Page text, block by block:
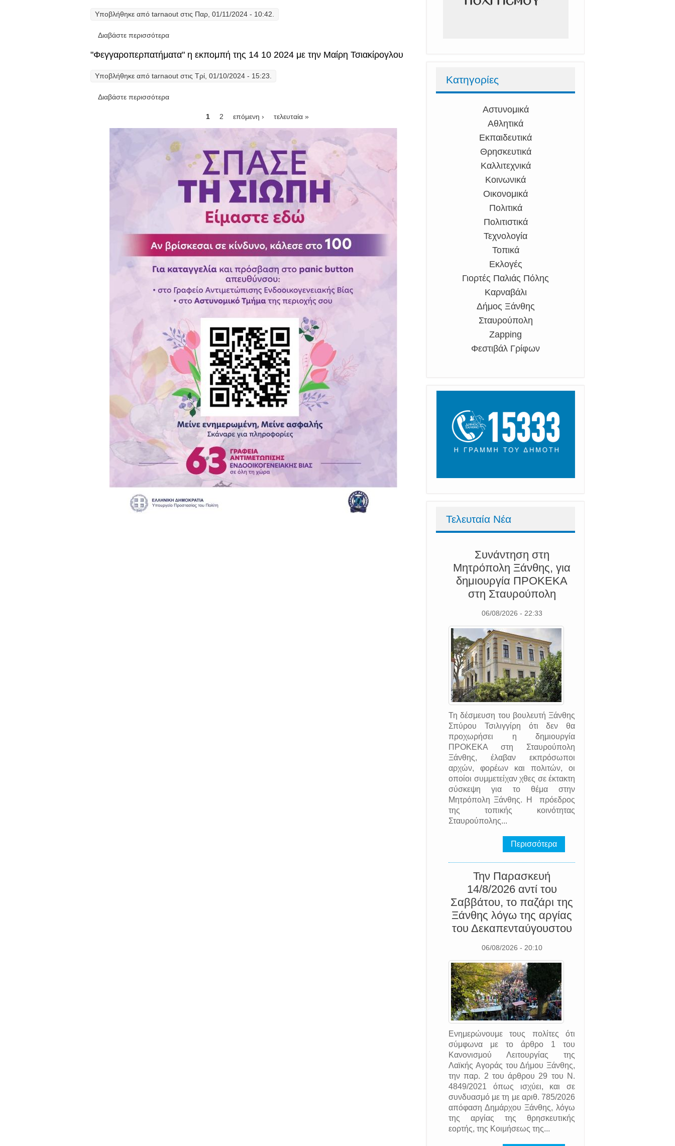
Υποβλήθηκε από tarnaout στις Παρ, 01/11/2024 - 10:42.
Διαβάστε περισσότερα
"Φεγγαροπερπατήματα" η εκπομπή της 14 10 2024 με την Μαίρη Τσιακίρογλου
Υποβλήθηκε από tarnaout στις Τρί, 01/10/2024 - 15:23.
Διαβάστε περισσότερα
1 2 επόμενη › τελευταία »
Κατηγορίες
Αστυνομικά
Αθλητικά
Εκπαιδευτικά
Θρησκευτικά
Καλλιτεχνικά
Κοινωνικά
Οικονομικά
Πολιτικά
Πολιτιστικά
Τεχνολογία
Τοπικά
Εκλογές
Γιορτές Παλιάς Πόλης
Καρναβάλι
Δήμος Ξάνθης
Σταυρούπολη
Zapping
Φεστιβάλ Γρίφων
Τελευταία Νέα
Συνάντηση στη
Μητρόπολη Ξάνθης, για
δημιουργία ΠΡΟΚΕΚΑ
στη Σταυρούπολη
06/08/2026 - 22:33
Τη δέσμευση του βουλευτή Ξάνθης
Σπύρου Τσιλιγγίρη ότι δεν θα
προχωρήσει η δημιουργία
ΠΡΟΚΕΚΑ στη Σταυρούπολη
Ξάνθης, έλαβαν εκπρόσωποι
αρχών, φορέων και πολιτών, οι
οποίοι συμμετείχαν χθες σε έκτακτη
σύσκεψη για το θέμα στην
Μητρόπολη Ξάνθης. Η πρόεδρος
της τοπικής κοινότητας
Σταυρούπολης...
Περισσότερα
Την Παρασκευή
14/8/2026 αντί του
Σαββάτου, το παζάρι της
Ξάνθης λόγω της αργίας
του Δεκαπενταύγουστου
06/08/2026 - 20:10
Ενημερώνουμε τους πολίτες ότι
σύμφωνα με το άρθρο 1 του
Κανονισμού Λειτουργίας της
Λαϊκής Αγοράς του Δήμου Ξάνθης,
την παρ. 2 του άρθρου 29 του Ν.
4849/2021 όπως ισχύει, και σε
συνδυασμό με τη με αριθ. 785/2026
απόφαση Δημάρχου Ξάνθης, λόγω
της αργίας της θρησκευτικής
εορτής, της Κοιμήσεως της...